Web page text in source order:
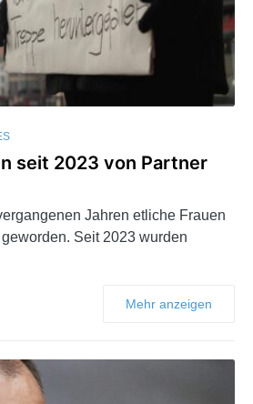
seit 2023 von Partner
Jahren etliche Frauen
Seit 2023 wurden
Mehr anzeigen